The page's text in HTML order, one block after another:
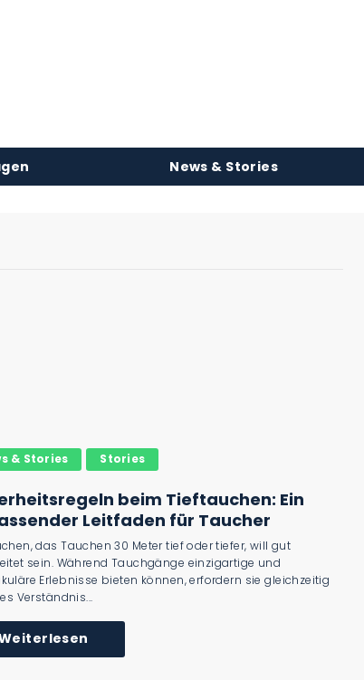
News & Stories
& Stories Stories
beim Tieftauchen: Ein
Leitfaden für Taucher
das Tauchen 30 Meter tief oder tiefer, will gut
sein. Während Tauchgänge einzigartige und
Erlebnisse bieten können, erfordern sie gleichzeitig
Verständnis...